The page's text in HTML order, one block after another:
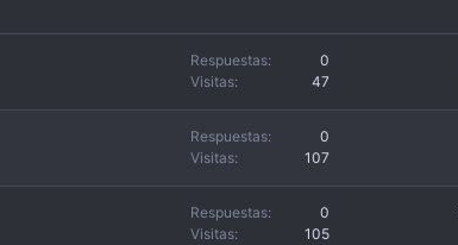
Respuestas
0
Visitas
47
Respuestas
0
Visitas
107
Respuestas
0
Visitas
105